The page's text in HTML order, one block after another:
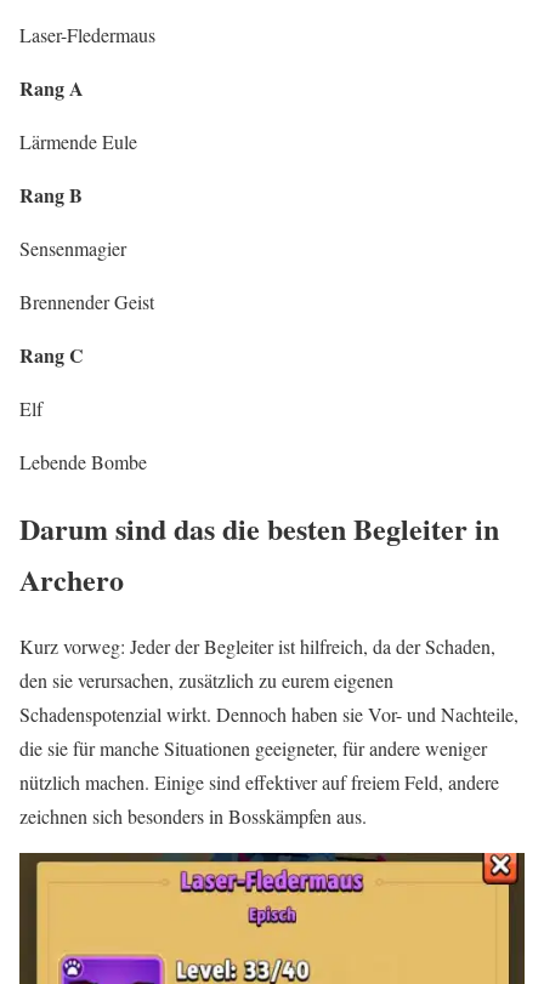
Laser-Fledermaus
Rang A
Lärmende Eule
Rang B
Sensenmagier
Brennender Geist
Rang C
Elf
Lebende Bombe
Darum sind das die besten Begleiter in
Archero
Kurz vorweg: Jeder der Begleiter ist hilfreich, da der Schaden,
den sie verursachen, zusätzlich zu eurem eigenen
Schadenspotenzial wirkt. Dennoch haben sie Vor- und Nachteile,
die sie für manche Situationen geeigneter, für andere weniger
nützlich machen. Einige sind effektiver auf freiem Feld, andere
zeichnen sich besonders in Bosskämpfen aus.